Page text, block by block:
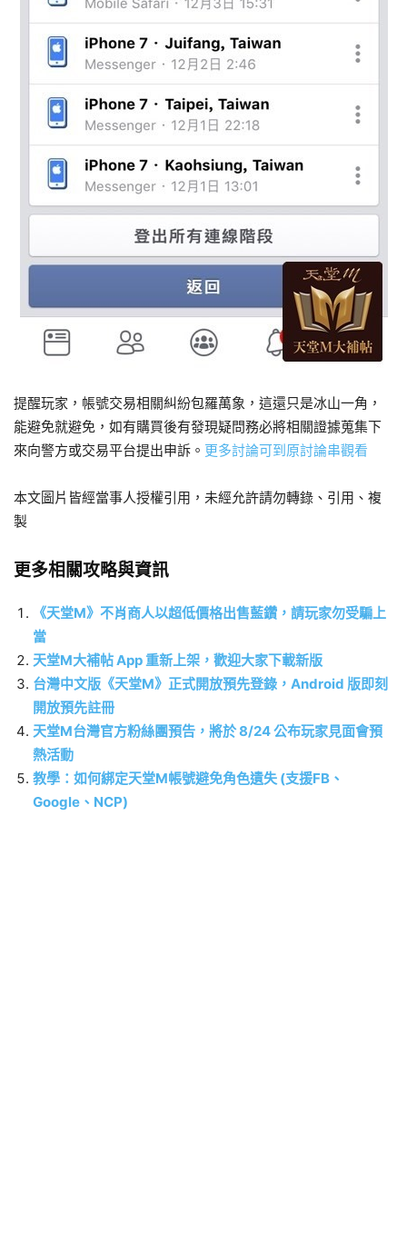
提醒玩家，帳號交易相關糾紛包羅萬象，這還只是冰山一角，
能避免就避免，如有購買後有發現疑問務必將相關證據蒐集下
來向警方或交易平台提出申訴。 更多討論可到原討論串觀看
本文圖片皆經當事人授權引用，未經允許請勿轉錄、引用、複
製
更多相關攻略與資訊
《天堂M》不肖商人以超低價格出售藍鑽，請玩家勿受騙上
當
天堂M大補帖 App 重新上架，歡迎大家下載新版
台灣中文版《天堂M》正式開放預先登錄，Android 版即刻
開放預先註冊
天堂M台灣官方粉絲團預告，將於 8/24 公布玩家見面會預
熱活動
教學：如何綁定天堂M帳號避免角色遺失 (支援FB、
Google、NCP)